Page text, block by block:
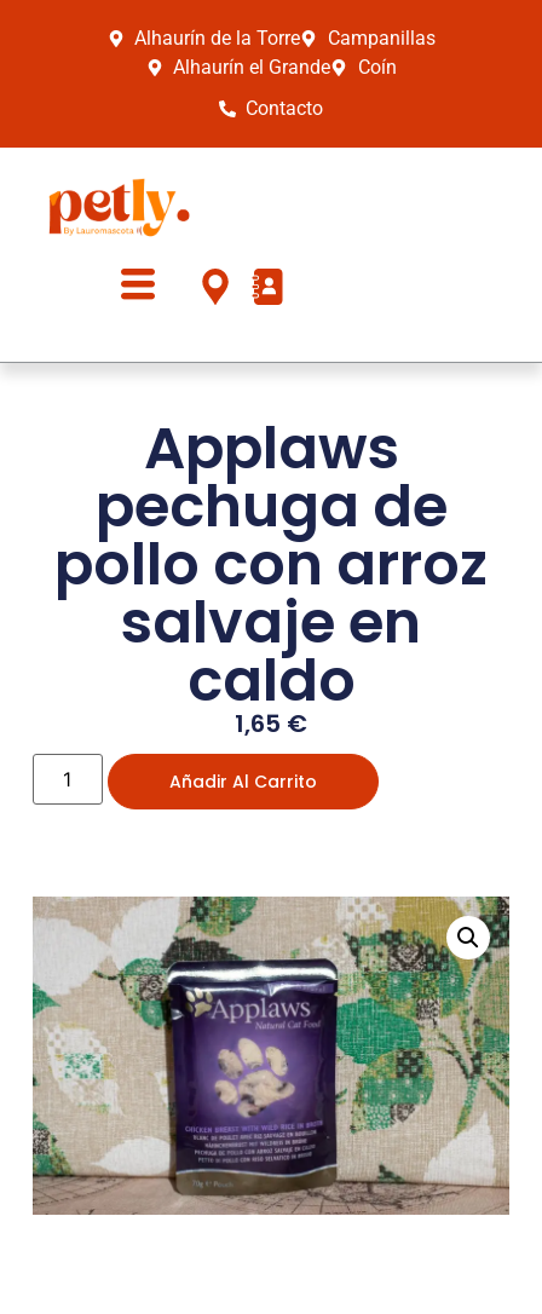
Alhaurín de la Torre
Campanillas
Alhaurín el Grande
Coín
Contacto
Applaws
pechuga de
pollo con arroz
salvaje en
caldo
1,65 €
Añadir Al Carrito